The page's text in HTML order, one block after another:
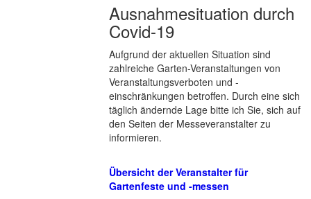
Ausnahmesituation durch
Covid-19
Aufgrund der aktuellen Situation sind
zahlreiche Garten-Veranstaltungen von
Veranstaltungsverboten und -
einschränkungen betroffen. Durch eine sich
täglich ändernde Lage bitte ich Sie, sich auf
den Seiten der Messeveranstalter zu
informieren.
Übersicht der Veranstalter für
Gartenfeste und -messen